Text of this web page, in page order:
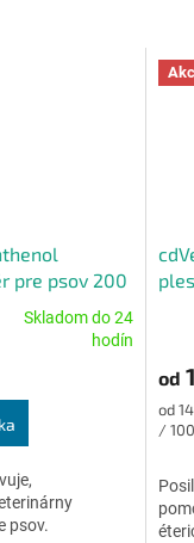
pre psov 200
Skladom do 24
hodín
psov.
4,6
od
cena:
od
/